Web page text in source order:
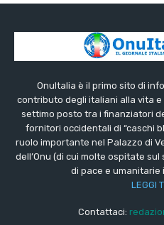
OnuItalia è il primo sito di
contributo degli italiani alla vita e
settimo posto tra i finanziatori
fornitori occidentali di “caschi
ruolo importante nel Palazzo di
dell’Onu (di cui molte ospitate
di pace e umanitarie
LEGGI
Contattaci: